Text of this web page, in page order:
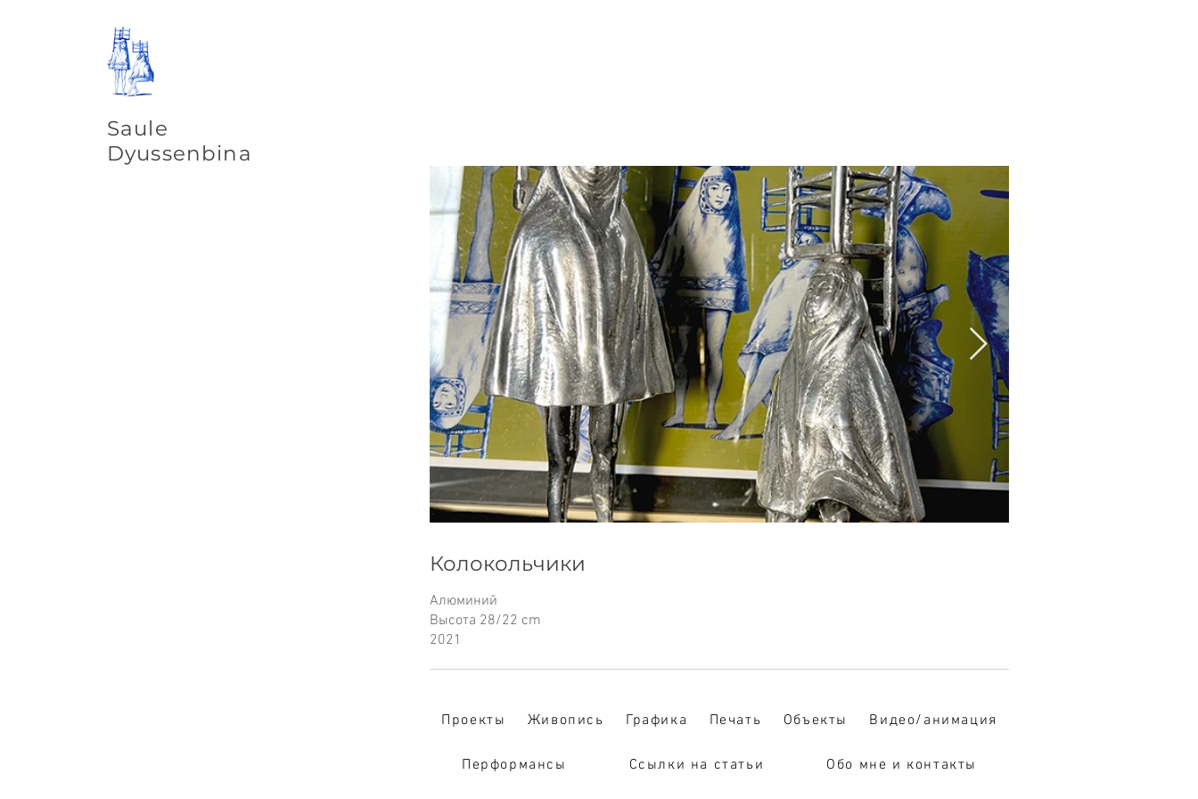
Saule
Dyussenbina
Колокольчики
Алюминий
Высота 28/22 cm
2021
Проекты Живопись Графика Печать Объекты Видео/анимация
Перформансы Cсылки на статьи Обо мне и контакты